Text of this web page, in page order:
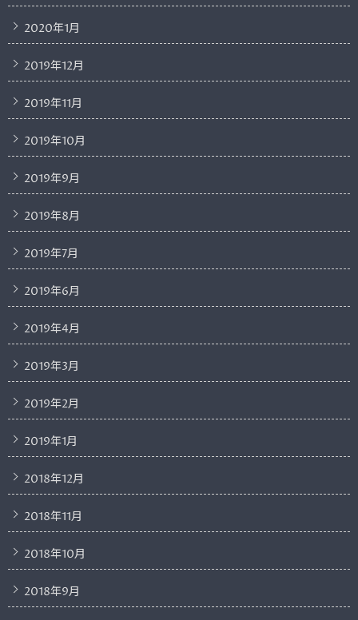
2020年1月
2019年12月
2019年11月
2019年10月
2019年9月
2019年8月
2019年7月
2019年6月
2019年4月
2019年3月
2019年2月
2019年1月
2018年12月
2018年11月
2018年10月
2018年9月